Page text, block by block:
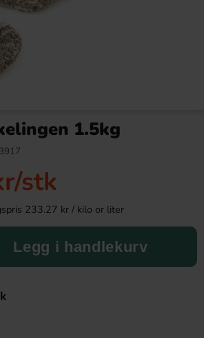
04)
16.91 kr
1.5kg
/stk
233.27 kr / kilo or liter
Legg i handlekurv